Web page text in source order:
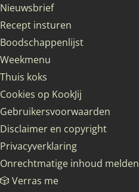
Nieuwsbrief
Recept insturen
Boodschappenlijst
Weekmenu
Thuis koks
Cookies op KookJij
Gebruikersvoorwaarden
Disclaimer en copyright
Privacyverklaring
Onrechtmatige inhoud melden
🎲 Verras me